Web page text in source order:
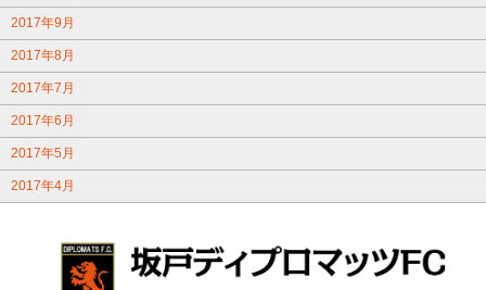
2017年9月
2017年8月
2017年7月
2017年6月
2017年5月
2017年4月